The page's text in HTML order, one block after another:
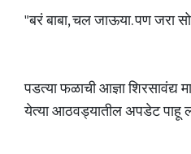
"बरं बाबा, चल जाऊया. पण जरा
पडत्या फळाची आज्ञा
येत्या आठवड्यातील अपडेट पाहू